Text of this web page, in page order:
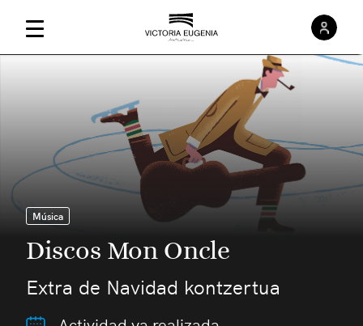
Menú Principal
Música
Discos Mon Oncle
Extra de Navidad kontzertua